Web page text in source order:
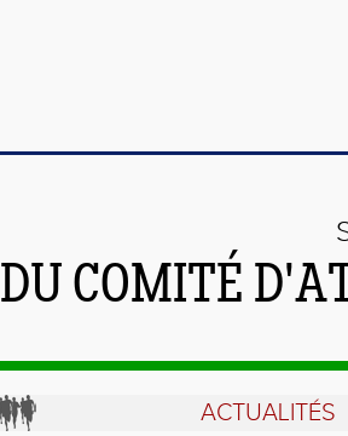
DU COMITÉ
ACTUALITÉS